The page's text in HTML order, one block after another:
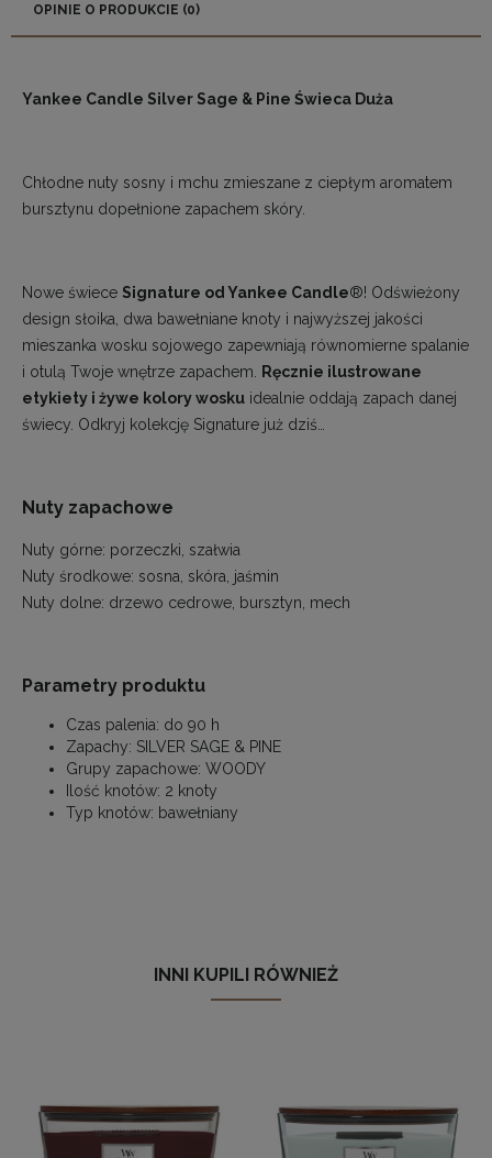
OPINIE O PRODUKCIE (0)
Yankee Candle Silver Sage & Pine Świeca Duża
Chłodne nuty sosny i mchu zmieszane z ciepłym aromatem
bursztynu dopełnione zapachem skóry.
Nowe świece Signature od Yankee Candle®! Odświeżony
design słoika, dwa bawełniane knoty i najwyższej jakości
mieszanka wosku sojowego zapewniają równomierne spalanie
i otulą Twoje wnętrze zapachem.
Ręcznie ilustrowane
etykiety i żywe kolory wosku idealnie oddają zapach danej
świecy. Odkryj kolekcję Signature już dziś…
Nuty zapachowe
Nuty górne: porzeczki, szałwia
Nuty środkowe: sosna, skóra, jaśmin
Nuty dolne: drzewo cedrowe, bursztyn, mech
Parametry produktu
Czas palenia: do 90 h
Zapachy: SILVER SAGE & PINE
Grupy zapachowe: WOODY
Ilość knotów: 2 knoty
Typ knotów: bawełniany
INNI KUPILI RÓWNIEŻ